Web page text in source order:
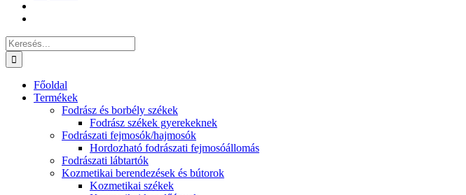
Keresés...
Főoldal
Termékek
Fodrász és borbély székek
Fodrász székek gyerekeknek
Fodrászati fejmosók/hajmosók
Hordozható fodrászati fejmosóállomás
Fodrászati lábtartók
Kozmetikai berendezések és bútorok
Kozmetikai székek